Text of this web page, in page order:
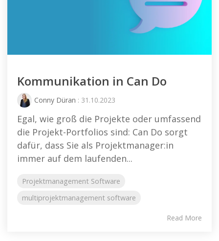
Kommunikation in Can Do
Conny Düran : 31.10.2023
Egal, wie groß die Projekte oder umfassend
die Projekt-Portfolios sind: Can Do sorgt
dafür, dass Sie als Projektmanager:in
immer auf dem laufenden...
Projektmanagement Software
multiprojektmanagement software
Read More